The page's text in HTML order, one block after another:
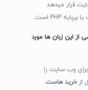
قرار میدهد
از این زبان ها مورد
وب سایت را
از خرید هاست